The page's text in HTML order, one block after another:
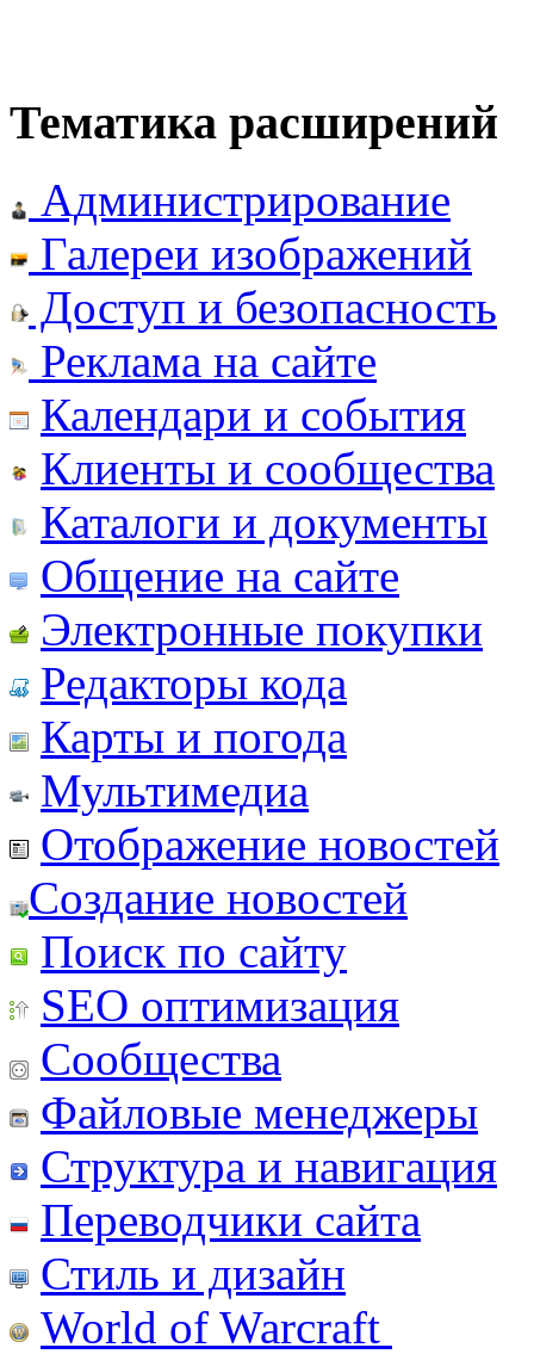
Тематика расширений
Администрирование
Галереи изображений
Доступ и безопасность
Реклама на сайте
Календари и события
Клиенты и сообщества
Каталоги и документы
Общение на сайте
Электронные покупки
Редакторы кода
Карты и погода
Мультимедиа
Отображение новостей
Создание новостей
Поиск по сайту
SEO оптимизация
Сообщества
Файловые менеджеры
Структура и навигация
Переводчики сайта
Стиль и дизайн
World of Warcraft